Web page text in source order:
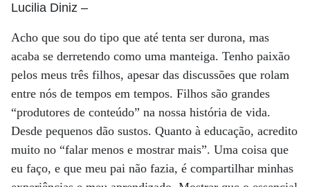
Lucilia Diniz –
Acho que sou do tipo que até tenta ser durona, mas
acaba se derretendo como uma manteiga. Tenho paixão
pelos meus três filhos, apesar das discussões que rolam
entre nós de tempos em tempos. Filhos são grandes
“produtores de conteúdo” na nossa história de vida.
Desde pequenos dão sustos. Quanto à educação, acredito
muito no “falar menos e mostrar mais”. Uma coisa que
eu faço, e que meu pai não fazia, é compartilhar minhas